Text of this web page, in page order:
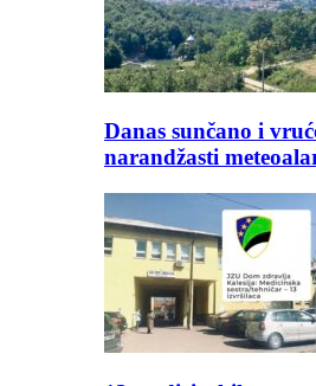
Danas sunčano i
narandžasti